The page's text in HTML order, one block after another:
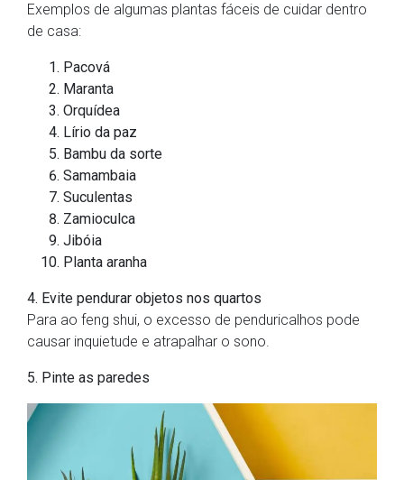
Exemplos de algumas plantas fáceis de cuidar dentro
de casa:
Pacová
Maranta
Orquídea
Lírio da paz
Bambu da sorte
Samambaia
Suculentas
Zamioculca
Jibóia
Planta aranha
4. Evite pendurar objetos nos quartos
Para ao feng shui, o excesso de penduricalhos pode
causar inquietude e atrapalhar o sono.
5. Pinte as paredes